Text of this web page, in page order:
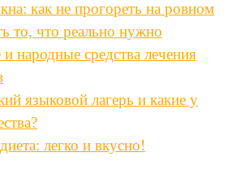
как не прогореть на ровном
то, что реально нужно
народные средства лечения
языковой лагерь и какие у
легко и вкусно!